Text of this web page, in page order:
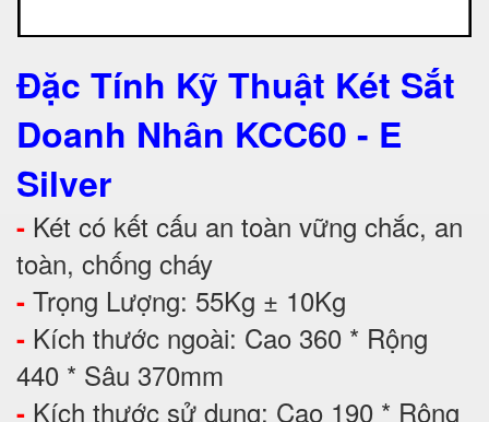
Đặc Tính Kỹ Thuật Két Sắt
Doanh Nhân KCC60 - E
Silver
- Két có kết cấu an toàn vững chắc, an
toàn, chống cháy
- Trọng Lượng: 55Kg ± 10Kg
- Kích thước ngoài: Cao 360 * Rộng
440 * Sâu 370mm
- Kích thước sử dụng: Cao 190 * Rộng